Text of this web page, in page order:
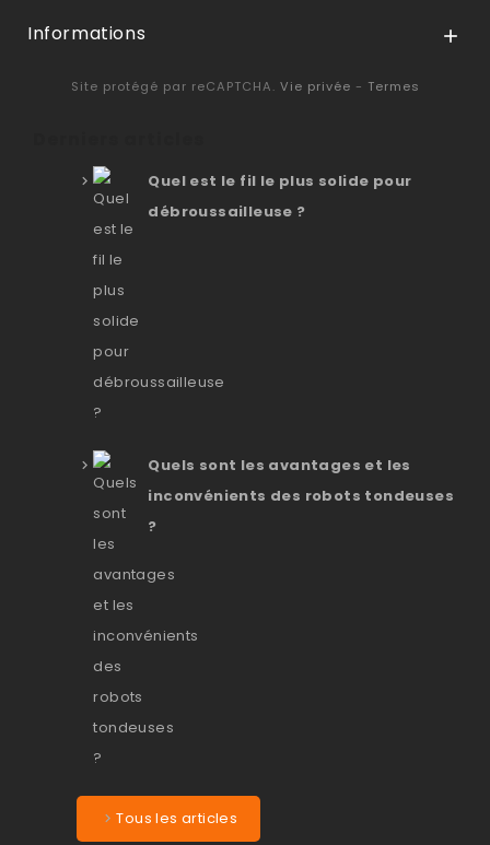
Informations 
Site protégé par reCAPTCHA. Vie privée - Termes
Quel est le fil le plus solide pour
débroussailleuse ?
Quels sont les avantages et les
inconvénients des robots tondeuses
?
Tous les articles